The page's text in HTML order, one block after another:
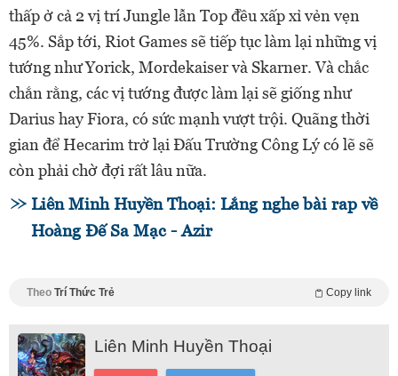
thấp ở cả 2 vị trí Jungle lẫn Top đều xấp xỉ vẻn vẹn
45%. Sắp tới, Riot Games sẽ tiếp tục làm lại những vị
tướng như Yorick, Mordekaiser và Skarner. Và chắc
chắn rằng, các vị tướng được làm lại sẽ giống như
Darius hay Fiora, có sức mạnh vượt trội. Quãng thời
gian để Hecarim trở lại Đấu Trường Công Lý có lẽ sẽ
còn phải chờ đợi rất lâu nữa.
Liên Minh Huyền Thoại: Lắng nghe bài rap về
Hoàng Đế Sa Mạc - Azir
Theo Trí Thức Trẻ Copy link
Liên Minh Huyền Thoại